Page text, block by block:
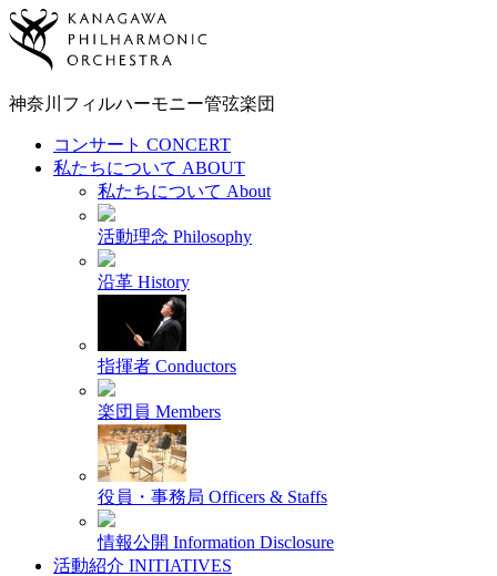
神奈川フィルハーモニー管弦楽団
コンサート CONCERT
私たちについて ABOUT
私たちについて About
活動理念 Philosophy
沿革 History
指揮者 Conductors
楽団員 Members
役員・事務局 Officers & Staffs
情報公開 Information Disclosure
活動紹介 INITIATIVES